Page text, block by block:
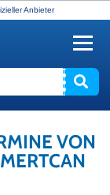
Anbieter
VON